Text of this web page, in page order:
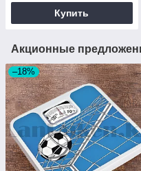
Купить
Акционные
–18%